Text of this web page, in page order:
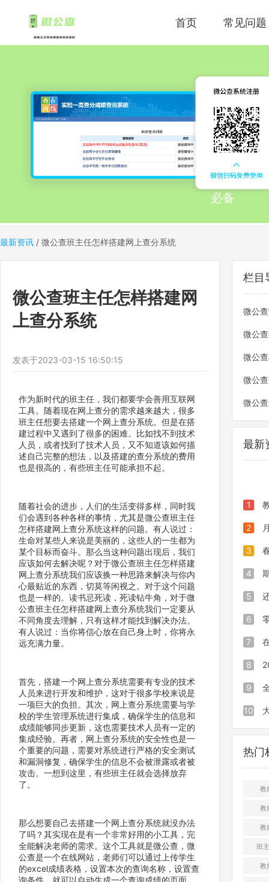
首页 常见问题
快
查
上传成绩
必备
最新资讯 / 微公查班主任怎样搭建网上查分系统
微公查班主任怎样搭建网
上查分系统
发表于2023-03-15 16:50:15
作为新时代的班主任，我们都要学会善用互联网
工具。随着现在网上查分的需求越来越大，很多
班主任想要去搭建一个网上查分系统。但是在搭
建过程中又遇到了很多的困难。比如找不到技术
人员，或者找到了技术人员，又不知道该如何描
述自己完整的想法，以及搭建的查分系统的费用
也是很高的，有些班主任可能承担不起。
随着社会的进步，人们的生活变得多样，同时我
们会遇到各种各样的事情，尤其是微公查班主任
怎样搭建网上查分系统这样的问题。有人说过：
生命对某些人来说是美丽的，这些人的一生都为
某个目标而奋斗。那么当这种问题出现后，我们
应该如何去解决呢？对于微公查班主任怎样搭建
网上查分系统我们应该换一种思路来解决与你内
心最贴近的东西，切莫等闲视之。对于这个问题
也是一样的。读书忌死读，死读钻牛角，对于微
公查班主任怎样搭建网上查分系统我们一定要从
不同角度去理解，只有这样才能找到解决办法。
有人说过：当你将信心放在自己身上时，你将永
远充满力量。
首先，搭建一个网上查分系统需要有专业的技术
人员来进行开发和维护，这对于很多学校来说是
一项巨大的负担。其次，网上查分系统需要与学
校的学生管理系统进行集成，确保学生的信息和
成绩能够同步更新，这也需要技术人员有一定的
集成经验。再者，网上查分系统的安全性也是一
个重要的问题，需要对系统进行严格的安全测试
和漏洞修复，确保学生的信息不会被泄露或者被
攻击。一想到这里，有些班主任就会选择放弃
了。
那么想要自己去搭建一个网上查分系统就没办法
了吗？其实现在是有一个非常好用的小工具，完
全能解决老师的需求。这个工具就是微公查，微
公查是一个在线网站，老师们可以通过上传学生
的excel成绩表格，设置本次的查询名称，设置查
栏目
微公
微公
微公
微公
微公
最新
1
发布
的实
发分
2
效率
程序1
绩下
3
验成
专属
全保密
4
被家
试试
绩的
5
发成
程序
搞定
布！
6
会：
建班
7
职后,
么影
8
中考
的
9
哪些
全国
10
类及
哪些
热门
教
教
教
班
教